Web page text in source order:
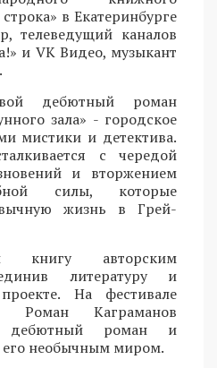
в Екатеринбурге
телеведущий каналов
и VK Видео, музыкант
.
дебютный роман
зала» - городское
мистики и детектива.
с чередой
и вторжением
силы, которые
жизнь в Грей-
книгу авторским
литературу и
На фестивале
Роман Каграманов
дебютный роман и
его необычным миром.